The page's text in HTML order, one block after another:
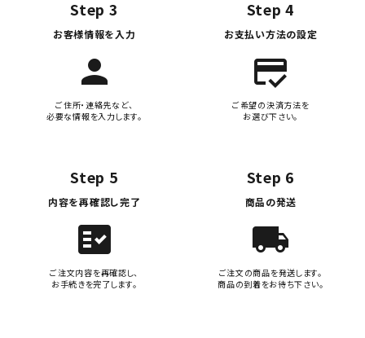
Step 3
お客様情報を入力
person
ご住所・連絡先など、
必要な情報を入力します。
Step 4
お支払い方法の設定
credit_score
ご希望の決済方法を
お選び下さい。
Step 5
内容を再確認し完了
fact_check
ご注文内容を再確認し、
お手続きを完了します。
Step 6
商品の発送
local_shipping
ご注文の商品を発送します。
商品の到着をお待ち下さい。